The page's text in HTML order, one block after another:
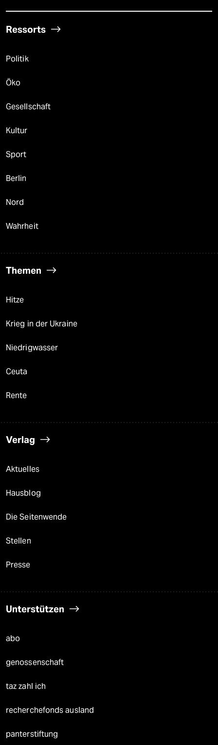
Ressorts
Politik
Öko
Gesellschaft
Kultur
Sport
Berlin
Nord
Wahrheit
Themen
Hitze
Krieg in der Ukraine
Niedrigwasser
Ceuta
Rente
Verlag
Aktuelles
Hausblog
Die Seitenwende
Stellen
Presse
Unterstützen
abo
genossenschaft
taz zahl ich
recherchefonds ausland
panterstiftung